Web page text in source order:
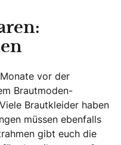
vor der
Brautmoden-
Brautkleider haben
müssen ebenfalls
gibt euch die